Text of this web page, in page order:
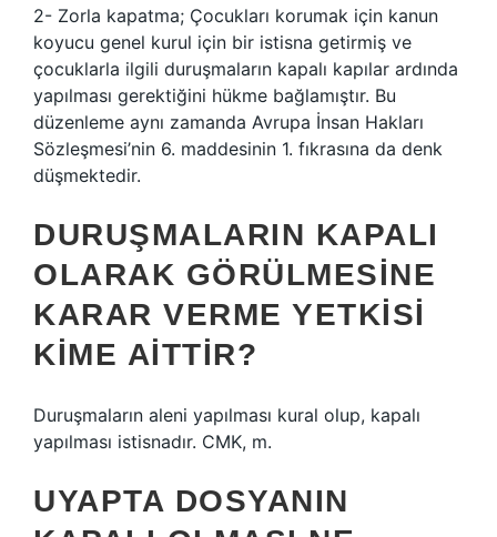
2- Zorla kapatma; Çocukları korumak için kanun
koyucu genel kurul için bir istisna getirmiş ve
çocuklarla ilgili duruşmaların kapalı kapılar ardında
yapılması gerektiğini hükme bağlamıştır. Bu
düzenleme aynı zamanda Avrupa İnsan Hakları
Sözleşmesi’nin 6. maddesinin 1. fıkrasına da denk
düşmektedir.
DURUŞMALARIN KAPALI
OLARAK GÖRÜLMESINE
KARAR VERME YETKISI
KIME AITTIR?
Duruşmaların aleni yapılması kural olup, kapalı
yapılması istisnadır. CMK, m.
UYAPTA DOSYANIN